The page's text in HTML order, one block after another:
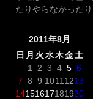
たりやらなかったり
2011年8月
日 月 火水木金土
1
2 3 4 5 6
7 8 9 1011 1213
14151617181920